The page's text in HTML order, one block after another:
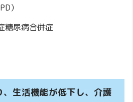
）
糖尿病合併症
生活機能が低下し、介護